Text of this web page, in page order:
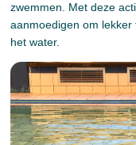
zwemmen. Met deze
aanmoedigen om
het water.